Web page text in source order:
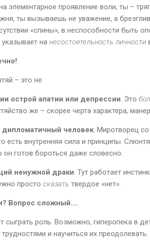
элементарное проявление воли, ты –
ты вызываешь не уважение, а
«спины», в неспособности быть
на несостоятельность личности
– это не:
острой апатии или депрессии . Это
же – скорее черта характера,
человек . Миротворец
есть внутренняя сила и принципы.
он готов бороться даже словесно.
ненужной драки . Тут работает
просто сказать твердое «нет».
Вопрос сложный....
сыграть роль. Возможно, гиперопека в
и научиться их